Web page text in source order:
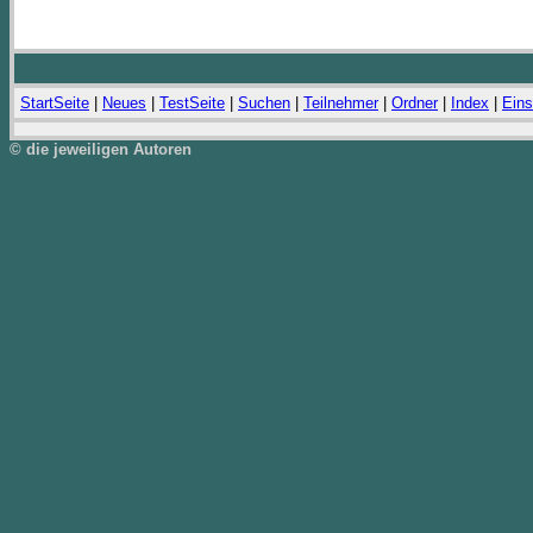
StartSeite Neues TestSeite Suchen Teilnehmer| Ordner| Index
© die jeweiligen Autoren